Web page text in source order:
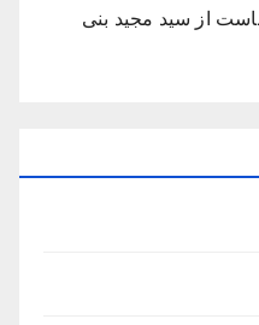
از سید مجید بنی